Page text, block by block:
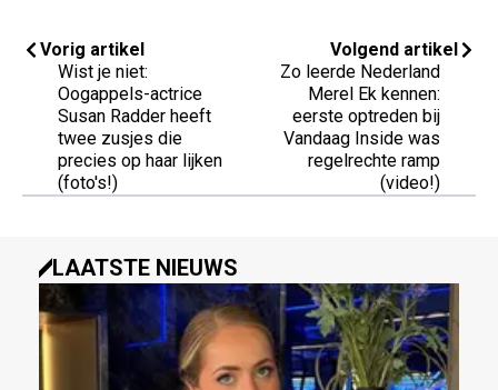
Vorig artikel
Wist je niet:
Oogappels-actrice
Susan Radder heeft
twee zusjes die
precies op haar lijken
(foto's!)
Volgend artikel
Zo leerde Nederland
Merel Ek kennen:
eerste optreden bij
Vandaag Inside was
regelrechte ramp
(video!)
LAATSTE NIEUWS